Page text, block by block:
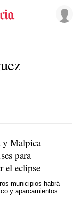
y Malpica
para
el eclipse
municipios habrá
y aparcamientos